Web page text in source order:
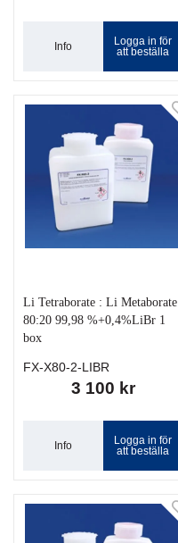
Info
Logga in för
att beställa
Li Tetraborate : Li Metaborate
80:20 99,98 %+0,4%LiBr 1
box
FX-X80-2-LIBR
3 100 kr
Info
Logga in för
att beställa